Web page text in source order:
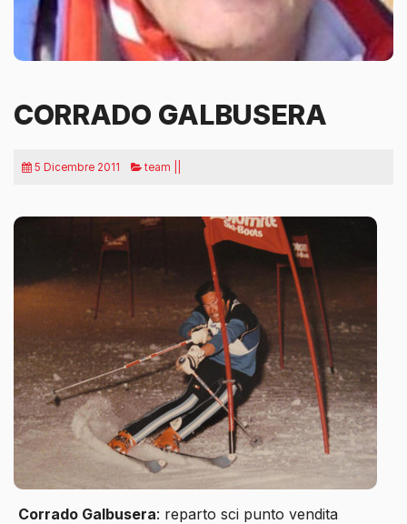
CORRADO GALBUSERA
5 Dicembre 2011 team ||
Corrado Galbusera: reparto sci punto vendita